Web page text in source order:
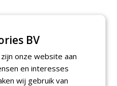
BV
onze website aan
en interesses
wij gebruik van